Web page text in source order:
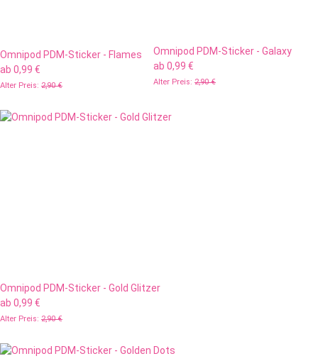
Omnipod PDM-Sticker - Flames
ab 0,99 €
Alter Preis: 2,90 €
Omnipod PDM-Sticker - Galaxy
ab 0,99 €
Alter Preis: 2,90 €
Omnipod PDM-Sticker - Gold Glitzer
ab 0,99 €
Alter Preis: 2,90 €